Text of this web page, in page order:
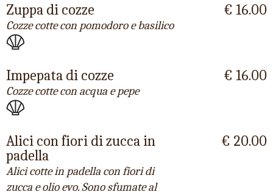
Zuppa di cozze
Cozze cotte con pomodoro e basilico
€ 16.00
Impepata di cozze
Cozze cotte con acqua e pepe
€ 16.00
Alici con fiori di zucca in
padella
Alici cotte in padella con fiori di
zucca e olio evo. Sono sfumate al
€ 20.00